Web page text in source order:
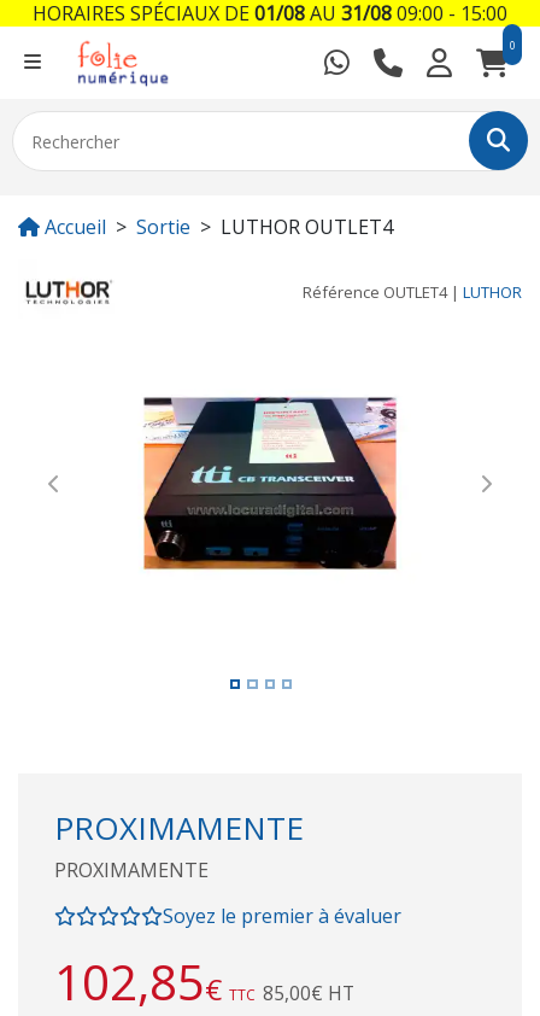
0
Accueil Sortie LUTHOR OUTLET4
Référence OUTLET4| LUTHOR
Previous Next
PROXIMAMENTE
PROXIMAMENTE
Soyez le premier à évaluer
102,85€ TTC 85,00€ HT
HORAIRES SPÉCIAUX DE01/08AU 31/0809:00 - 15:00